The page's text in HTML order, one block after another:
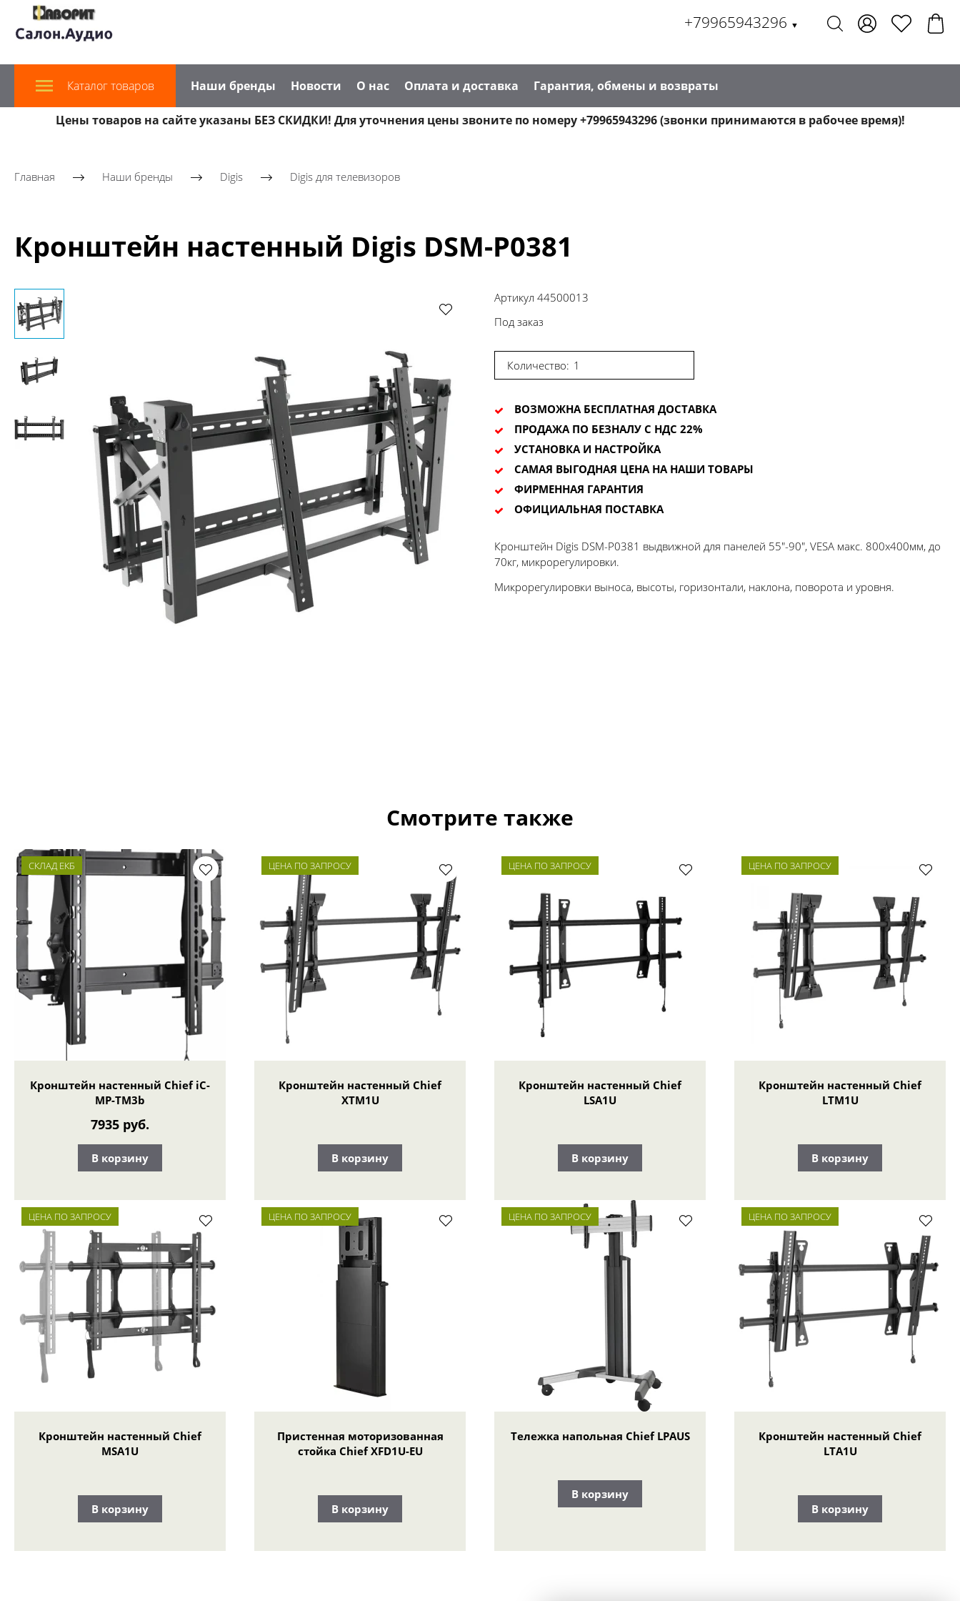
+79965943296 ▼
Каталог товаров Наши бренды Новости О нас Оплата и доставка Гарантия, обмены и возвраты
Цены товаров на сайте указаны БЕЗ СКИДКИ! Для уточнения цены звоните по номеру +79965943296 (звонки принимаются в рабочее время)!
Главная Наши бренды Digis Digis для телевизоров
Кронштейн настенный Digis DSM-P0381
Артикул 44500013
Под заказ
Количество:
ВОЗМОЖНА БЕСПЛАТНАЯ ДОСТАВКА
ПРОДАЖА ПО БЕЗНАЛУ С НДС 22%
УСТАНОВКА И НАСТРОЙКА
САМАЯ ВЫГОДНАЯ ЦЕНА НА НАШИ ТОВАРЫ
ФИРМЕННАЯ ГАРАНТИЯ
ОФИЦИАЛЬНАЯ ПОСТАВКА
Кронштейн Digis DSM-P0381 выдвижной для панелей 55"-90", VESA макс. 800x400мм, до
70кг, микрорегулировки.
Микрорегулировки выноса, высоты, горизонтали, наклона, поворота и уровня.
Смотрите также
СКЛАД ЕКБ
Кронштейн настенный Chief iC-
MP-TM3b
7935 руб.
В корзину
ЦЕНА ПО ЗАПРОСУ
Кронштейн настенный Chief
XTM1U
В корзину
ЦЕНА ПО ЗАПРОСУ
Кронштейн настенный Chief
LSA1U
В корзину
ЦЕНА ПО ЗАПРОСУ
Кронштейн настенный Chief
LTM1U
В корзину
ЦЕНА ПО ЗАПРОСУ
Кронштейн настенный Chief
MSA1U
В корзину
ЦЕНА ПО ЗАПРОСУ
Пристенная моторизованная
стойка Chief XFD1U-EU
В корзину
ЦЕНА ПО ЗАПРОСУ
Тележка напольная Chief LPAUS
В корзину
ЦЕНА ПО ЗАПРОСУ
Кронштейн настенный Chief
LTA1U
В корзину